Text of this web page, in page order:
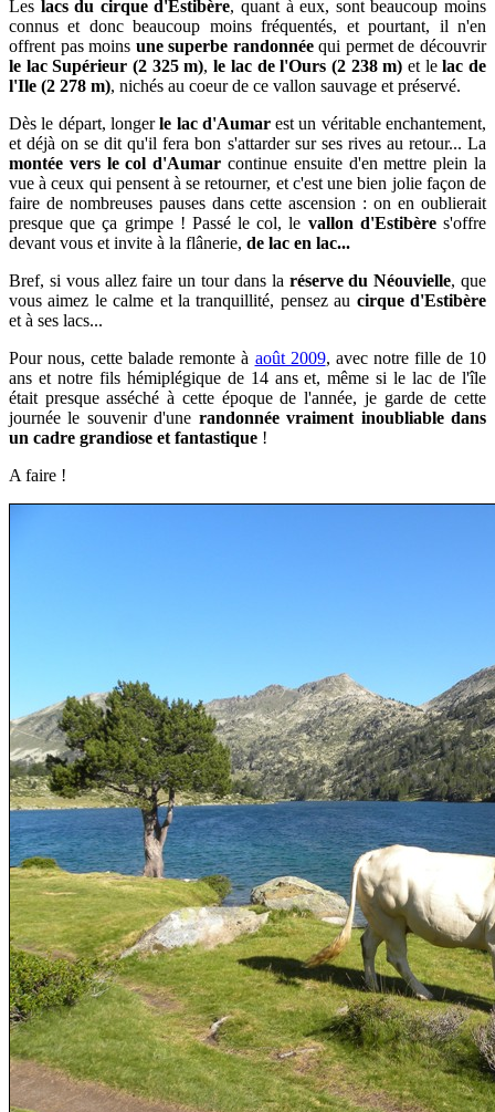
Les lacs du cirque d'Estibère, quant à eux, sont beaucoup moins
connus et donc beaucoup moins fréquentés, et pourtant, il n'en
offrent pas moins une superbe randonnéequi permet de découvrir
le lac Supérieur (2 325 m),le lac de l'Ours (2 238 m) et lelac de
l'Ile (2 278 m), nichés au coeur de ce vallon sauvage et préservé.
Dès le départ, longerle lac d'Aumarest un véritable enchantement,
et déjà on se dit qu'il fera bon s'attarder sur ses rives au retour... La
montée vers le col d'Aumar continue ensuite d'en mettre plein la
vue à ceux qui pensent à se retourner, et c'est une bien jolie façon de
faire de nombreuses pauses dans cette ascension : on en oublierait
presque que ça grimpe ! Passé le col, le vallon d'Estibères'offre
devant vous et invite à la flânerie, de lac en lac...
Bref, si vous allez faire un tour dans la réserve du Néouvielle, que
vous aimez le calme et la tranquillité, pensez au cirque d'Estibère
et à ses lacs...
Pour nous, cette balade remonte à août 2009, avec notre fille de 10
ans et notre fils hémiplégique de 14 ans et, même si le lac de l'île
était presque asséché à cette époque de l'année, je garde de cette
journée le souvenir d'une randonnée vraiment inoubliable dans
un cadre grandiose et fantastique !
A faire !